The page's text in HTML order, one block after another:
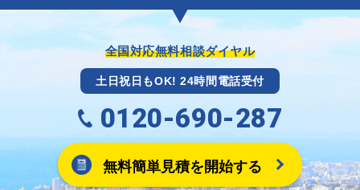
全国対応無料相談ダイヤル
土日祝日もOK! 24時間電話受付
0120-690-287
無料簡単見積を開始する